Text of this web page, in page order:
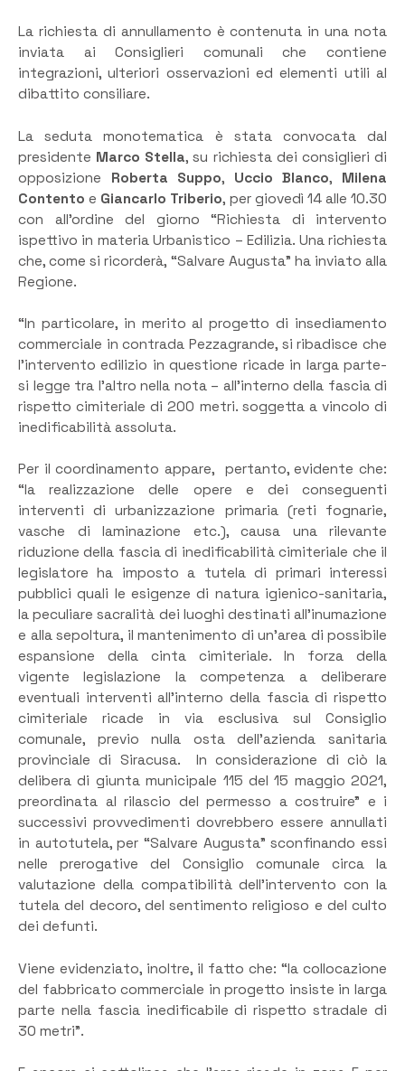
La richiesta di annullamento è contenuta in una nota
inviata ai Consiglieri comunali che contiene
integrazioni, ulteriori osservazioni ed elementi utili al
dibattito consiliare.
La seduta monotematica è stata convocata dal
presidente Marco Stella, su richiesta dei consiglieri di
opposizione Roberta Suppo, Uccio Blanco, Milena
Contento e Giancarlo Triberio, per giovedì 14 alle 10.30
con all’ordine del giorno “Richiesta di intervento
ispettivo in materia Urbanistico – Edilizia. Una richiesta
che, come si ricorderà, “Salvare Augusta” ha inviato alla
Regione.
“In particolare, in merito al progetto di insediamento
commerciale in contrada Pezzagrande, si ribadisce che
l’intervento edilizio in questione ricade in larga parte-
si legge tra l’altro nella nota – all’interno della fascia di
rispetto cimiteriale di 200 metri. soggetta a vincolo di
inedificabilità assoluta.
Per il coordinamento appare, pertanto, evidente che:
“la realizzazione delle opere e dei conseguenti
interventi di urbanizzazione primaria (reti fognarie,
vasche di laminazione etc.), causa una rilevante
riduzione della fascia di inedificabilità cimiteriale che il
legislatore ha imposto a tutela di primari interessi
pubblici quali le esigenze di natura igienico-sanitaria,
la peculiare sacralità dei luoghi destinati all’inumazione
e alla sepoltura, il mantenimento di un’area di possibile
espansione della cinta cimiteriale. In forza della
vigente legislazione la competenza a deliberare
eventuali interventi all’interno della fascia di rispetto
cimiteriale ricade in via esclusiva sul Consiglio
comunale, previo nulla osta dell’azienda sanitaria
provinciale di Siracusa. In considerazione di ciò la
delibera di giunta municipale 115 del 15 maggio 2021,
preordinata al rilascio del permesso a costruire” e i
successivi provvedimenti dovrebbero essere annullati
in autotutela, per “Salvare Augusta” sconfinando essi
nelle prerogative del Consiglio comunale circa la
valutazione della compatibilità dell’intervento con la
tutela del decoro, del sentimento religioso e del culto
dei defunti.
Viene evidenziato, inoltre, il fatto che: “la collocazione
del fabbricato commerciale in progetto insiste in larga
parte nella fascia inedificabile di rispetto stradale di
30 metri”.